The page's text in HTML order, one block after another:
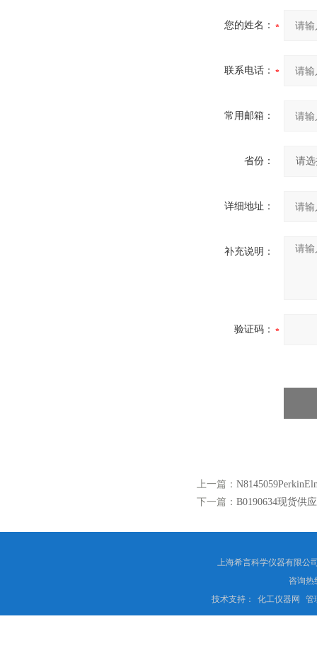
您的姓名：
联系电话：
常用邮箱：
省份：
详细地址：
补充说明：
验证码：
上一篇：
下一篇： B0190634现货供
上海希言科学仪器有限公
咨询热
技术支持：
化工仪器网 管